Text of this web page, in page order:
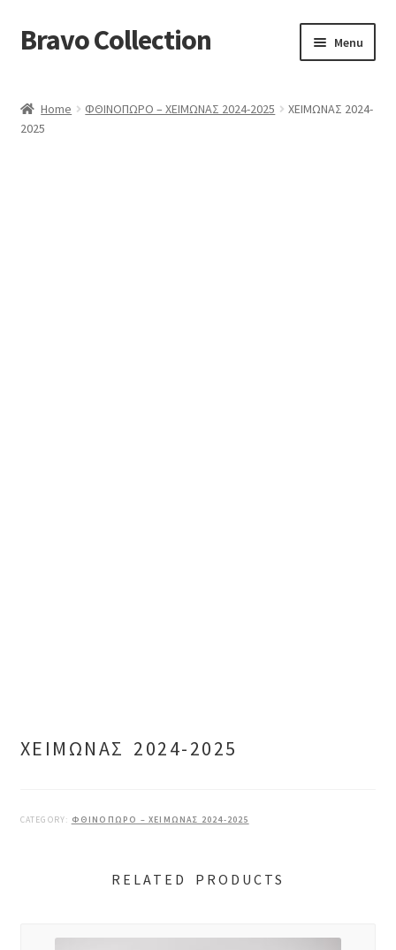
Skip
to
Skip
to
Bravo Collection Menu
COLLECTIONS
Expand
Home ΦΘΙΝΟΠΩΡΟ – ΧΕΙΜΩΝΑΣ 2024-2025
ΧΕΙΜΩΝΑΣ 2024-
2025
ΧΕΙΜΩΝΑΣ 2024-2025
CATEGORY: ΦΘΙΝΟΠΩΡΟ – ΧΕΙΜΩΝΑΣ 2024-2025
RELATED PRODUCTS